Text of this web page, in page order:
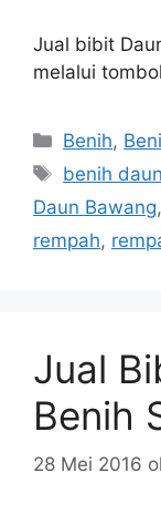
Jual bibit
melalui
Kategori
Benih,
Tag
benih
Daun Bawang,
rempah,
Jual
Benih
28 Mei 2016